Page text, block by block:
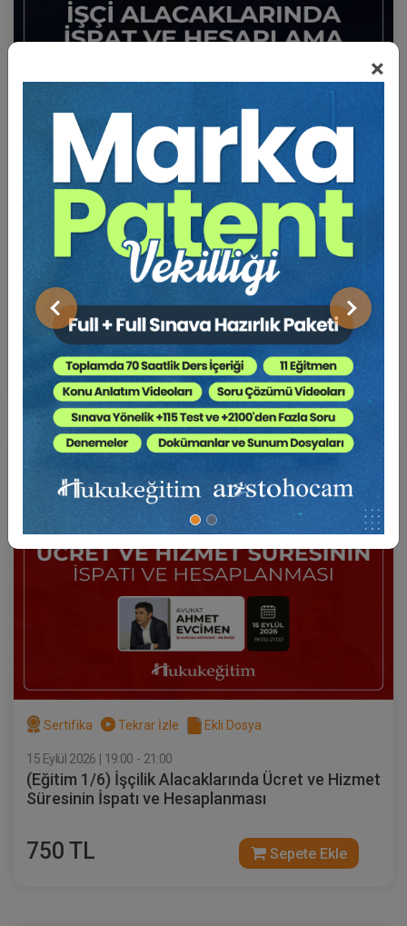
×
Önceki Sonraki
Sertifika Tekrar İzle Ekli Dosya
İşçilik Alacaklarında İspat ve Hesaplama Eğitim
Paketi (6 Eğitim)
15 EYLÜL 2026
Eğitim Tarihi
18:59
Eğitim Saati
4500 TL
3750 TL Sepete Ekle
Sertifika Tekrar İzle Ekli Dosya
15 Eylül 2026 | 19:00 - 21:00
(Eğitim 1/6) İşçilik Alacaklarında Ücret ve Hizmet
Süresinin İspatı ve Hesaplanması
750 TL Sepete Ekle